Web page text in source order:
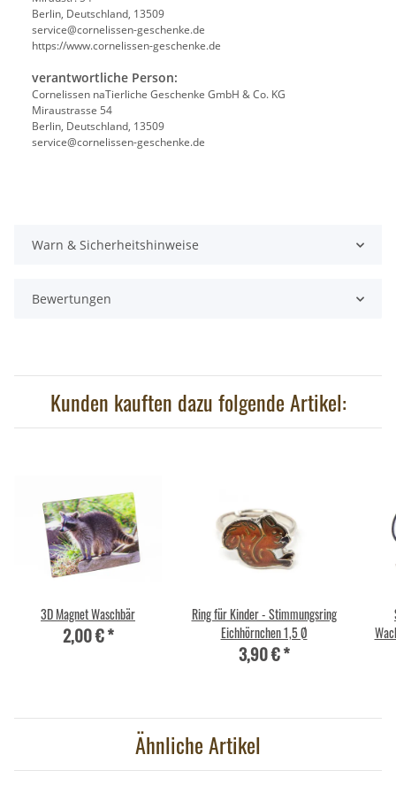
Berlin, Deutschland, 13509
service@cornelissen-geschenke.de
https://www.cornelissen-geschenke.de
verantwortliche Person:
Cornelissen naTierliche Geschenke GmbH & Co. KG
Miraustrasse 54
Berlin, Deutschland, 13509
service@cornelissen-geschenke.de
Warn & Sicherheitshinweise
Bewertungen
Kunden kauften dazu folgende Artikel:
3D Magnet Waschbär
2,00 €*
Ring für Kinder - Stimmungsring
Eichhörnchen 1,5 Ø
3,90 €*
Ähnliche Artikel